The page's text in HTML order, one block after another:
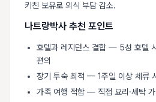
키친 보유로 외식 부담 감소.
나트랑박사 추천 포인트
호텔과 레지던스 결합 — 5성 호텔
편의
장기 투숙 최적 — 1주일 이상 체류
가족 여행 적합 — 직접 요리·세탁 가